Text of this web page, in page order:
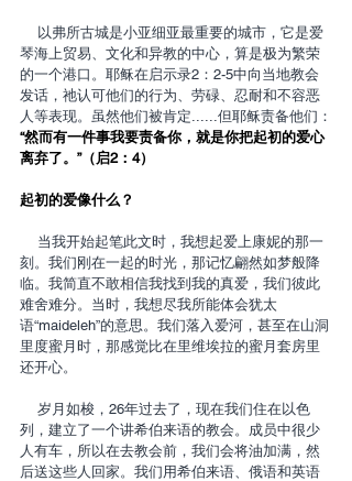
琴海上贸易、文化和异教的中心，算是极为繁荣
的一个港口。耶稣在启示录2：2-5中向当地教会
发话，祂认可他们的行为、劳碌、忍耐和不容恶
人等表现。虽然他们被肯定......但耶稣责备他们：​​​​​​​​​
“然而有一件事我要责备你，就是你把起初的爱心
离弃了。”（启2：4）
起初的爱像什么？
刻。我们刚在一起的时光，那记忆翩然如梦般降
临。我简直不敢相信我找到我的真爱，我们彼此
难舍难分。当时，我想尽我所能体会犹太
语“maideleh”的意思。我们落入爱河，甚至在山洞
里度蜜月时，那感觉比在里维埃拉的蜜月套房里
还开心。
列，建立了一个讲希伯来语的教会。成员中很少
人有车，所以在去教会前，我们会将油加满，然
后送这些人回家。我们用希伯来语、俄语和英语